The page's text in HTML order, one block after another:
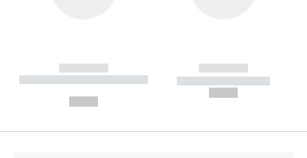
------------
----------- ----------- --------
------------
----------- -----------